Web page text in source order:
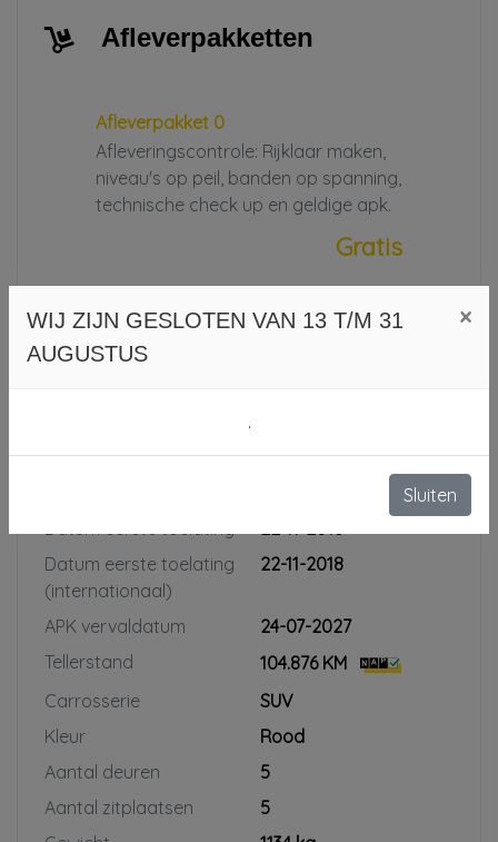
Afleverpakketten
Afleverpakket 0
Afleveringscontrole: Rijklaar maken,
niveau's op peil, banden op spanning,
technische check up en geldige apk.
Gratis
Kenteken NL
TZ219F
Datum eerste toelating
22-11-2018
Datum eerste toelating
(internationaal)
22-11-2018
APK vervaldatum
24-07-2027
Tellerstand
104.876 KM
Carrosserie
SUV
Kleur
Rood
Aantal deuren
5
Aantal zitplaatsen
5
WIJ ZIJN GESLOTEN VAN 13 T/M 31
AUGUSTUS
×
.
Sluiten